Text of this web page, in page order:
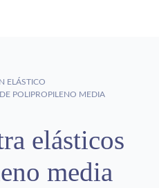
ELÁSTICO
POLIPROPILENO MEDIA
elásticos
media